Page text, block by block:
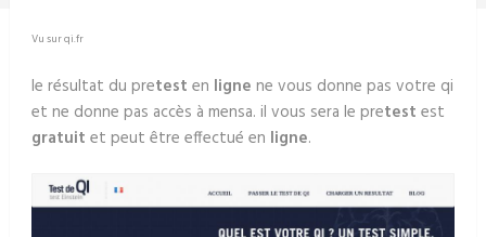
Vu sur qi.fr
le résultat du pretest en ligne ne vous donne pas votre qi
et ne donne pas accès à mensa. il vous sera le pretest est
gratuit et peut être effectué en ligne.